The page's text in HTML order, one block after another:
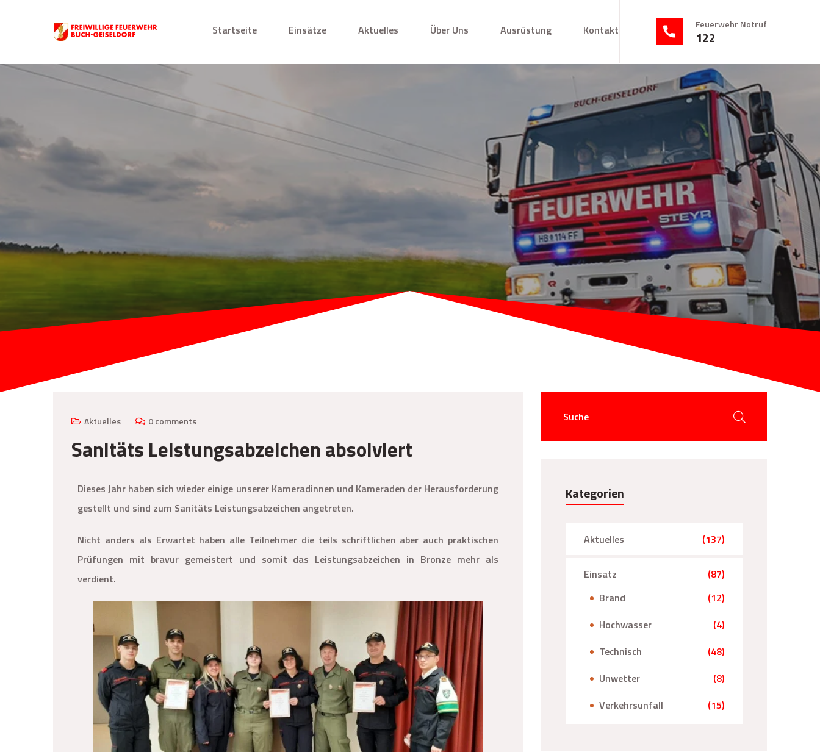
Startseite Einsätze Aktuelles Über Uns Ausrüstung Kontakt Feuerwehr Notruf
122
Aktuelles 0 comments
Sanitäts Leistungsabzeichen absolviert
Dieses Jahr haben sich wieder einige unserer Kameradinnen und Kameraden der Herausforderung
gestellt und sind zum Sanitäts Leistungsabzeichen angetreten.
Nicht anders als Erwartet haben alle Teilnehmer die teils schriftlichen aber auch praktischen
Prüfungen mit bravur gemeistert und somit das Leistungsabzeichen in Bronze mehr als
verdient.
Kategorien
Aktuelles (137)
Einsatz
(87)
Brand
(12)
Hochwasser
(4)
Technisch
(48)
Unwetter
(8)
Verkehrsunfall
(15)